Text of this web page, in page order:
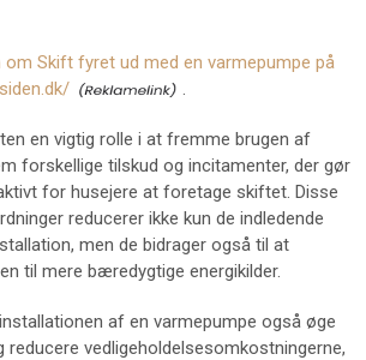
Skift fyret ud med en varmepumpe på
.
en vigtig rolle i at fremme brugen af
forskellige tilskud og incitamenter, der gør
for husejere at foretage skiftet. Disse
reducerer ikke kun de indledende
men de bidrager også til at
til mere bæredygtige energikilder.
af en varmepumpe også øge
vedligeholdelsesomkostningerne,